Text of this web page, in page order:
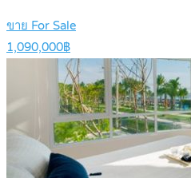
ขาย For Sale
1,090,000฿